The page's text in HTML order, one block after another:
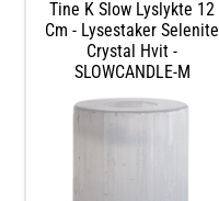
Tine K Slow Lyslykte 12
Cm - Lysestaker Selenite
Crystal Hvit -
SLOWCANDLE-M